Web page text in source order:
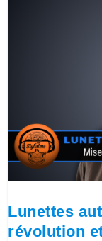
Lunettes
révolution